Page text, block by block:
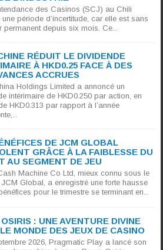
des Casinos (SCJ) au Chili
une période d’incertitude, car elle est sans
permanent depuis six mois. Ce...
RÉDUIT LE DIVIDENDE
À HKD0.25 FACE À DES
ACCRUES
Holdings Limited a annoncé un
intérimaire de HKD0.250 par action, en
HKD0.313 par rapport à l’année
DE JCM GLOBAL
GRÂCE À LA FAIBLESSE DU
AU SEGMENT DE JEU
Machine Co Ltd, mieux connu sous le
Global, a enregistré une forte hausse
pour le trimestre se terminant en...
: UNE AVENTURE DIVINE
MONDE DES JEUX DE CASINO
2026, Pragmatic Play a lancé son